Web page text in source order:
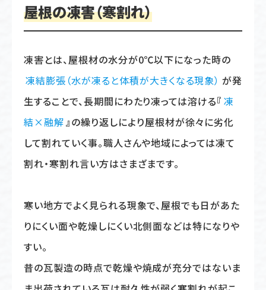
屋根の凍害（寒割れ）
凍害とは、屋根材の水分が0℃以下になった時の
凍結膨張（水が凍ると体積が大きくなる現象） が発
生することで、長期間にわたり凍っては溶ける『 凍
結×融解』の繰り返しにより屋根材が徐々に劣化
して割れていく事。職人さんや地域によっては凍て
割れ・寒割れ言い方はさまざまです。
寒い地方でよく見られる現象で、屋根でも日があた
りにくい面や乾燥しにくい北側面などは特になりや
すい。
昔の瓦製造の時点で乾燥や焼成が充分ではないま